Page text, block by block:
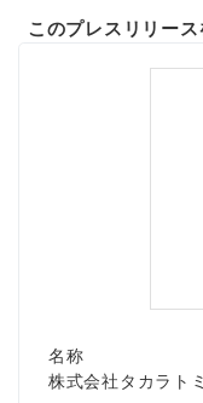
このプレスリリー
名称
株式会社タカラト